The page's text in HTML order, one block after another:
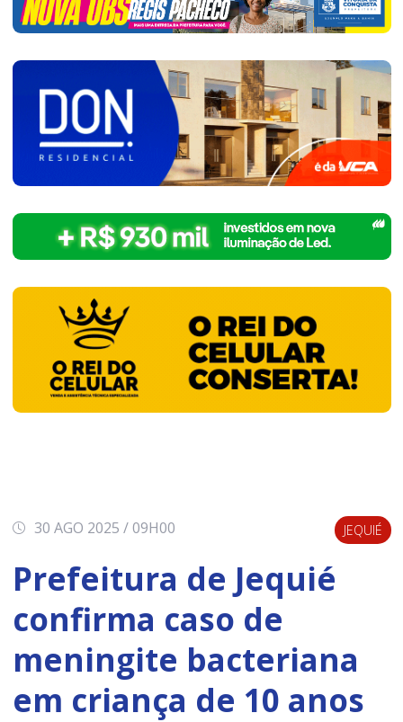
30 AGO 2025 / 09H00 JEQUIÉ
Prefeitura de Jequié
confirma caso de
meningite bacteriana
em criança de 10 anos